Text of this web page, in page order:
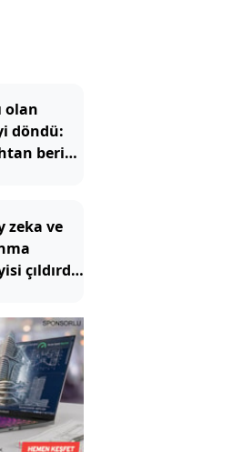
olan
döndü:
beri
zeka ve
çıldırdı: